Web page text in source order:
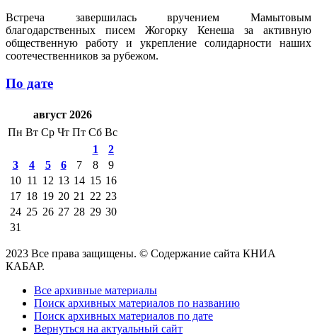
Встреча завершилась вручением Мамытовым
благодарственных писем Жогорку Кенеша за активную
общественную работу и укрепление солидарности наших
соотечественников за рубежом.
По дате
август 2026
Пн Вт Ср Чт Пт Сб Вс
1
2
3
4 5 6 7 8
9
10 11 12 13 14 15 16
17 18 19 20 21 22 23
24 25 26 27 28 29 30
31
2023 Все права защищены. © Содержание сайта КНИА
КАБАР.
Все архивные материалы
Поиск архивных материалов по названию
Поиск архивных материалов по дате
Вернуться на актуальный сайт